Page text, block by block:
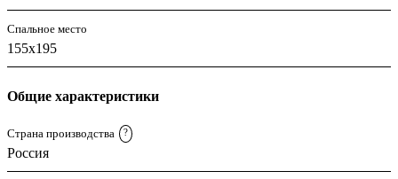
Спальное место
155x195
Общие характеристики
Страна производства ?
Россия